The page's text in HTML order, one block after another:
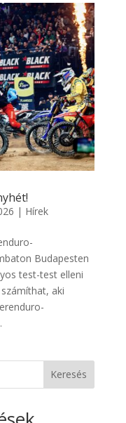
| Hírek
Budapesten
test-test elleni
aki
Keresés